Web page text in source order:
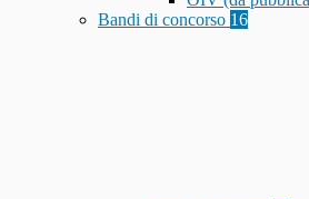
Bandi di concorso 16